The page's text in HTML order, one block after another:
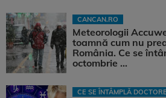
CANCAN.RO
Meteorologii
toamnă cum nu
România. Ce se
octombrie ...
CE SE ÎNTÂMPLĂ DOCTORE